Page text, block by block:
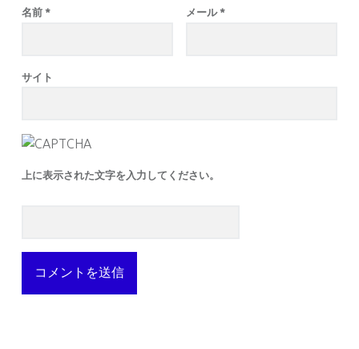
名前 * メール *
サイト
上に表示された文字を入力してください。